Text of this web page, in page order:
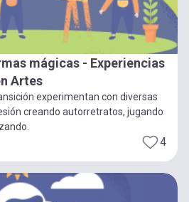
mágicas - Experiencias
Artes
experimentan con diversas
creando autorretratos, jugando
4